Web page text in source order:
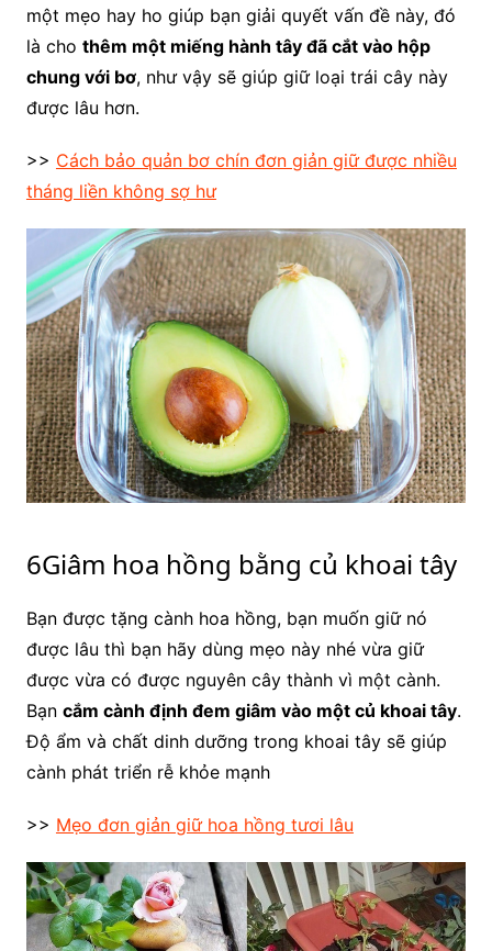
một mẹo hay ho giúp bạn giải quyết vấn đề này, đó
là cho thêm một miếng hành tây đã cắt vào hộp
chung với bơ, như vậy sẽ giúp giữ loại trái cây này
được lâu hơn.
>> Cách bảo quản bơ chín đơn giản giữ được nhiều
tháng liền không sợ hư
6Giâm hoa hồng bằng củ khoai tây
Bạn được tặng cành hoa hồng, bạn muốn giữ nó
được lâu thì bạn hãy dùng mẹo này nhé vừa giữ
được vừa có được nguyên cây thành vì một cành.
Bạn cắm cành định đem giâm vào một củ khoai tây.
Độ ẩm và chất dinh dưỡng trong khoai tây sẽ giúp
cành phát triển rễ khỏe mạnh
>> Mẹo đơn giản giữ hoa hồng tươi lâu